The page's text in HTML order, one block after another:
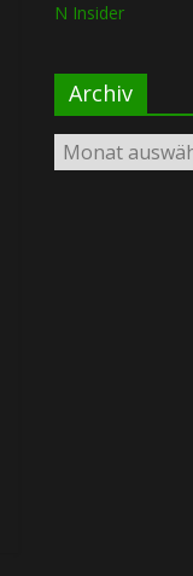
N Insider
Archiv
Archiv